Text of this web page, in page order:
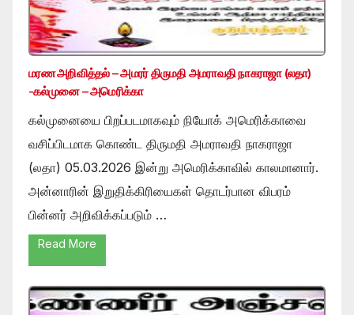
மரண அறிவித்தல் – அமரர் திருமதி அமராவதி நாகராஜா (லதா)
-கல்முனை – அமெரிக்கா
கல்முனையை பிறப்படமாகவும் நியோக் அமெரிக்காவை
வசிப்பிடமாக கொண்ட திருமதி அமராவதி நாகராஜா
(லதா) 05.03.2026 இன்று அமெரிக்காவில் காலமானார்.
அன்னாரின் இறுதிக்கிரியைகள் தொடர்பான விபரம்
பின்னர் அறிவிக்கப்படும் …
Read More